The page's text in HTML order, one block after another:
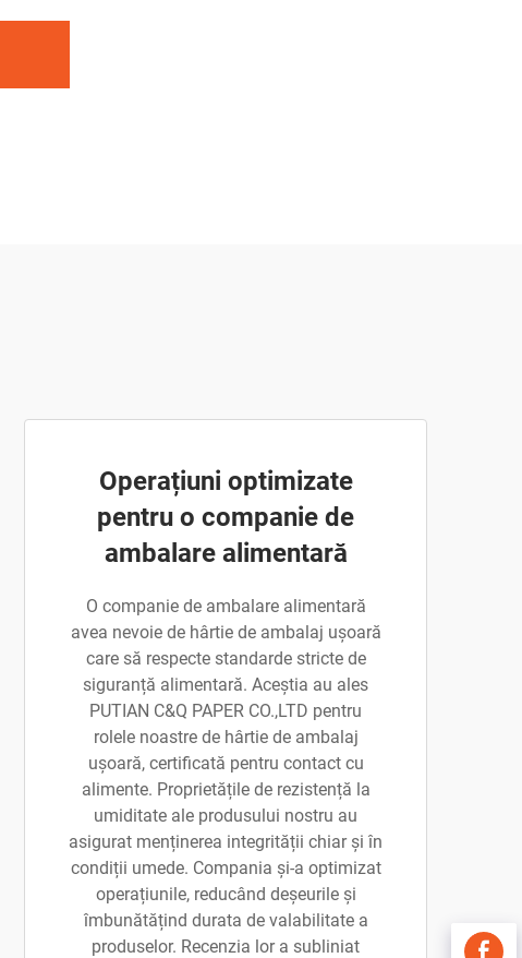
Operațiuni optimizate
pentru o companie de
ambalare alimentară
O companie de ambalare alimentară
avea nevoie de hârtie de ambalaj ușoară
care să respecte standarde stricte de
siguranță alimentară. Aceștia au ales
PUTIAN C&Q PAPER CO.,LTD pentru
rolele noastre de hârtie de ambalaj
ușoară, certificată pentru contact cu
alimente. Proprietățile de rezistență la
umiditate ale produsului nostru au
asigurat menținerea integrității chiar și în
condiții umede. Compania și-a optimizat
operațiunile, reducând deșeurile și
îmbunătățind durata de valabilitate a
produselor. Recenzia lor a subliniat